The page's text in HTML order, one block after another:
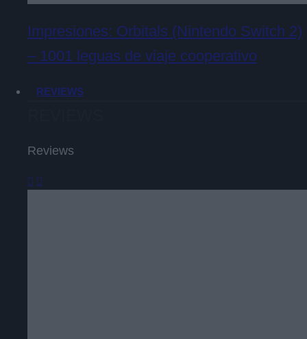
Impresiones: Orbitals (Nintendo Switch 2)
– 1001 leguas de viaje cooperativo
REVIEWS
Reviews